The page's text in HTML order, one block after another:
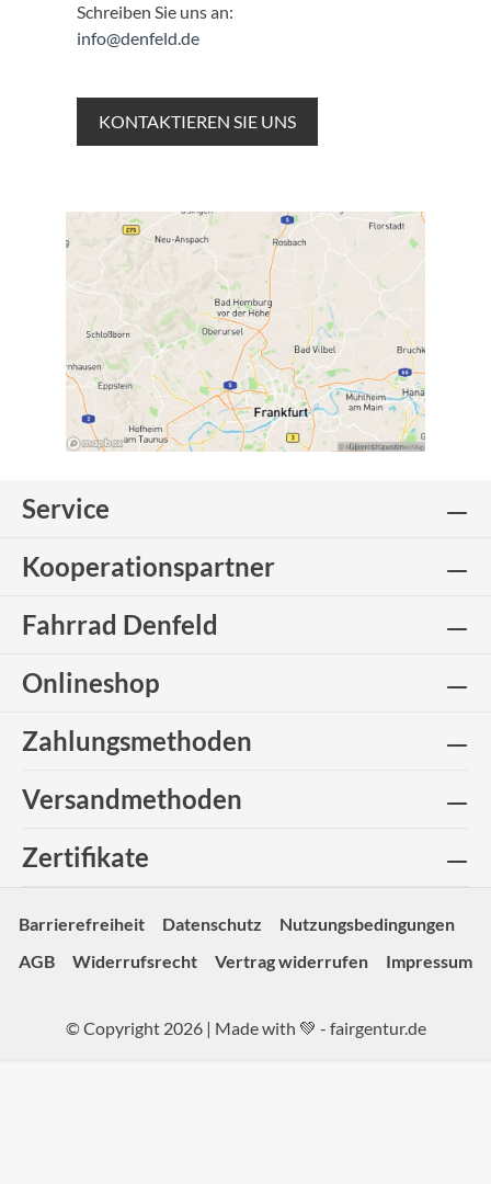
Schreiben Sie uns an:
info@denfeld.de
KONTAKTIEREN SIE UNS
Service
Kooperationspartner
Fahrrad Denfeld
Onlineshop
Zahlungsmethoden
Versandmethoden
Zertifikate
Barrierefreiheit Datenschutz
Nutzungsbedingungen
AGB
Widerrufsrecht Vertrag widerrufen Impressum
© Copyright 2026 | Made with 💚 - fairgentur.de